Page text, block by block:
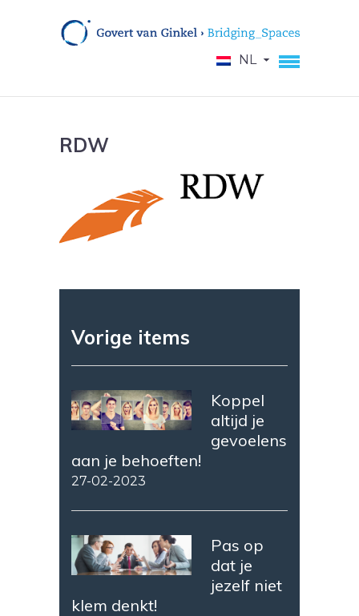
NL
RDW
Vorige items
Koppel
altijd je
gevoelens
aan je behoeften!
27-02-2023
Pas op
dat je
jezelf niet
klem denkt!